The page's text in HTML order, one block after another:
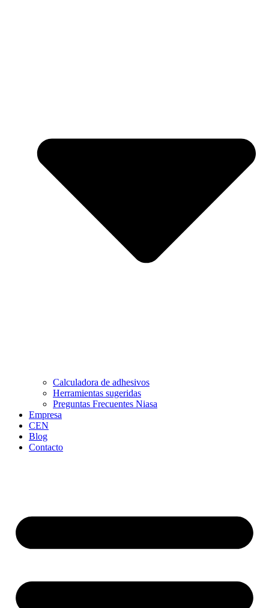
Calculadora de adhesivos
Herramientas sugeridas
Preguntas Frecuentes Niasa
Empresa
CEN
Blog
Contacto